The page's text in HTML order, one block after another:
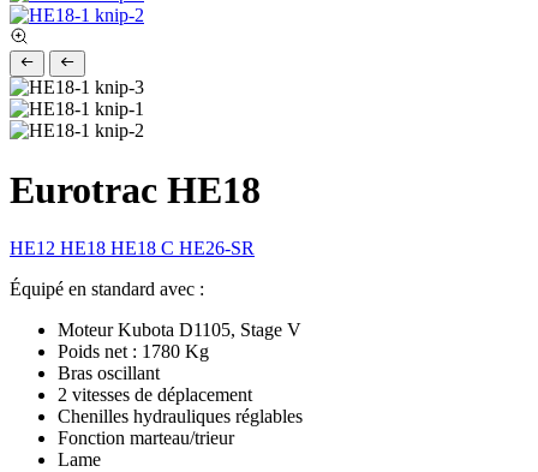
Eurotrac HE18
HE12 HE18 HE18 C HE26-SR
Équipé en standard avec :
Moteur Kubota D1105, Stage V
Poids net : 1780 Kg
Bras oscillant
2 vitesses de déplacement
Chenilles hydrauliques réglables
Fonction marteau/trieur
Lame